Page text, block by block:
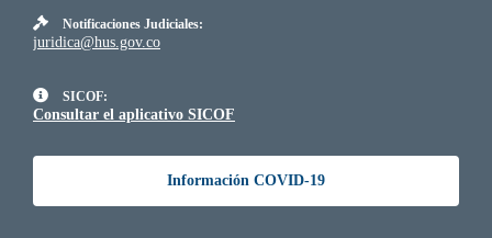
Notificaciones Judiciales:
juridica@hus.gov.co
SICOF:
Consultar el aplicativo SICOF
Información COVID-19